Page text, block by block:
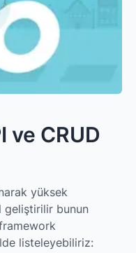
ve CRUD
yüksek
geliştirilir bunun
listeleyebiliriz: